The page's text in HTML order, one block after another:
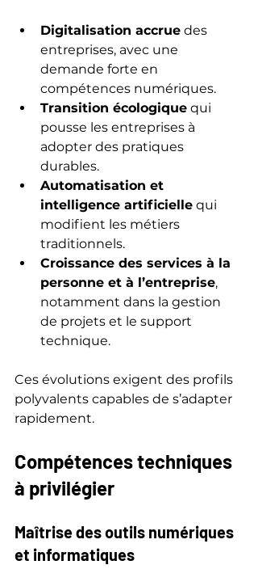
Digitalisation accrue des
entreprises, avec une
demande forte en
compétences numériques.
Transition écologique qui
pousse les entreprises à
adopter des pratiques
durables.
Automatisation et
intelligence artificielle qui
modifient les métiers
traditionnels.
Croissance des services à la
personne et à l’entreprise,
notamment dans la gestion
de projets et le support
technique.
Ces évolutions exigent des profils
polyvalents capables de s’adapter
rapidement.
Compétences techniques
à privilégier
Maîtrise des outils numériques
et informatiques